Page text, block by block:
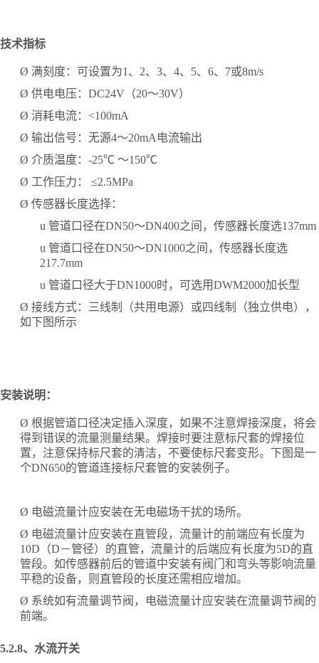
技术指标
Ø 满刻度：可设置为1、2、3、4、5、6、7或8m/s
Ø 供电电压： DC24V（20～30V）
Ø 消耗电流： <100mA
Ø 输出信号：无源4～20mA电流输出
Ø 介质温度： -25℃ ～150℃
Ø 工作压力：
≤2.5MPa
Ø 传感器长度选择：
u 管道口径在DN50～DN400之间，传感器长度选137mm
u 管道口径在DN50～DN1000之间，传感器长度选
217.7mm
u 管道口径大于DN1000时，可选用DWM2000加长型
Ø 接线方式：三线制（共用电源）或四线制（独立供电），
如下图所示
安装说明：
Ø 根据管道口径决定插入深度，如果不注意焊接深度，将会
得到错误的流量测量结果。焊接时要注意标尺套的焊接位
置，注意保持标尺套的清洁，不要使标尺套变形。下图是一
个DN650的管道连接标尺套管的安装例子。
Ø 电磁流量计应安装在无电磁场干扰的场所。
Ø 电磁流量计应安装在直管段，流量计的前端应有长度为
10D（D－管径）的直管，流量计的后端应有长度为5D的直
管段。如传感器前后的管道中安装有阀门和弯头等影响流量
平稳的设备，则直管段的长度还需相应增加。
Ø 系统如有流量调节阀，电磁流量计应安装在流量调节阀的
前端。
5.2.8、 水流开关